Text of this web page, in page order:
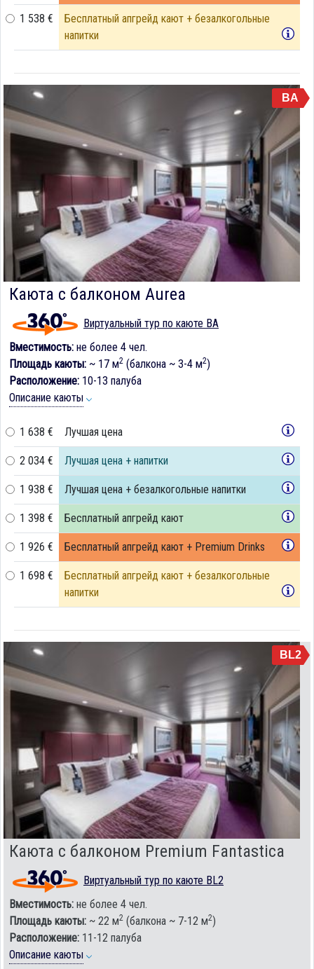
1 538 €
Бесплатный апгрейд кают + безалкогольные
напитки
BA
Каюта с балконом Aurea
Виртуальный тур по каюте BA
Вместимость: не более 4 чел.
Площадь каюты: ~ 17 м2 (балкона ~ 3-4 м2)
Расположение: 10-13 палуба
Описание каюты
1 638 € Лучшая цена
2 034 € Лучшая цена + напитки
1 938 € Лучшая цена + безалкогольные напитки
1 398 € Бесплатный апгрейд кают
1 926 € Бесплатный апгрейд кают + Premium Drinks
1 698 €
Бесплатный апгрейд кают + безалкогольные
напитки
BL2
Каюта с балконом Premium Fantastica
Виртуальный тур по каюте BL2
Вместимость: не более 4 чел.
Площадь каюты: ~ 22 м2 (балкона ~ 7-12 м2)
Расположение: 11-12 палуба
Описание каюты